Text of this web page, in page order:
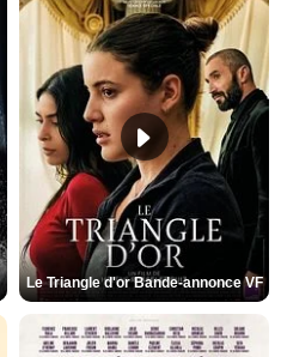
Le Triangle d'or Bande-annonce VF